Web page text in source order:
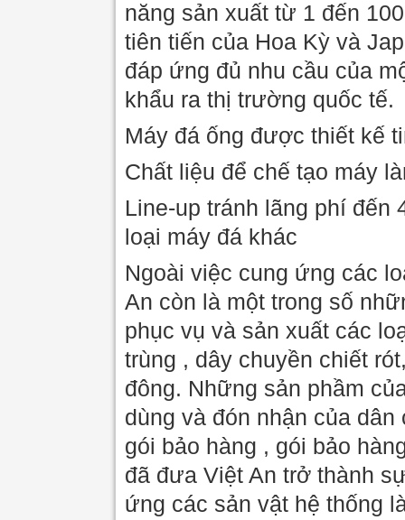
năng sản xuất từ 1 đến
tiên tiến của Hoa Kỳ và
đáp ứng đủ nhu cầu của
khẩu ra thị trường quốc tế.
Máy đá ống được thiết kế
Chất liệu để chế tạo máy
Line-up tránh lãng phí đến
loại máy đá khác
Ngoài việc cung ứng các
An còn là một trong số
phục vụ và sản xuất các
trùng , dây chuyền chiết
đông. Những sản phầm
dùng và đón nhận của
gói bảo hàng , gói bảo
đã đưa Việt An trở thành
ứng các sản vật hệ thống